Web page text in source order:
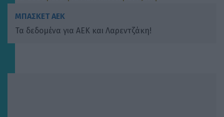
ΜΠΑΣΚΕΤ ΑΕΚ
Τα δεδομένα για ΑΕΚ και Λαρεντζάκη!